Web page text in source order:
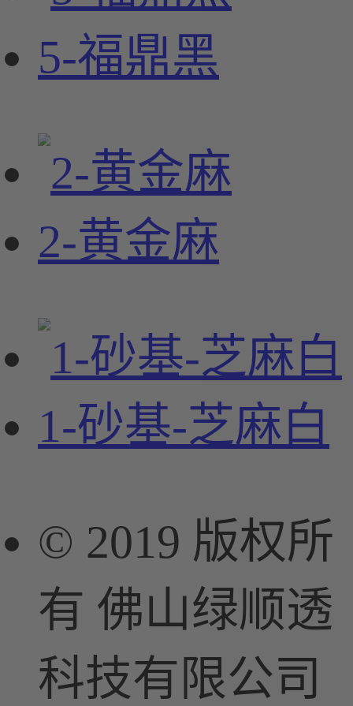
5-福鼎黑
2-黄金麻
1-砂基-芝麻白
© 2019 版权所
有 佛山绿顺透
科技有限公司